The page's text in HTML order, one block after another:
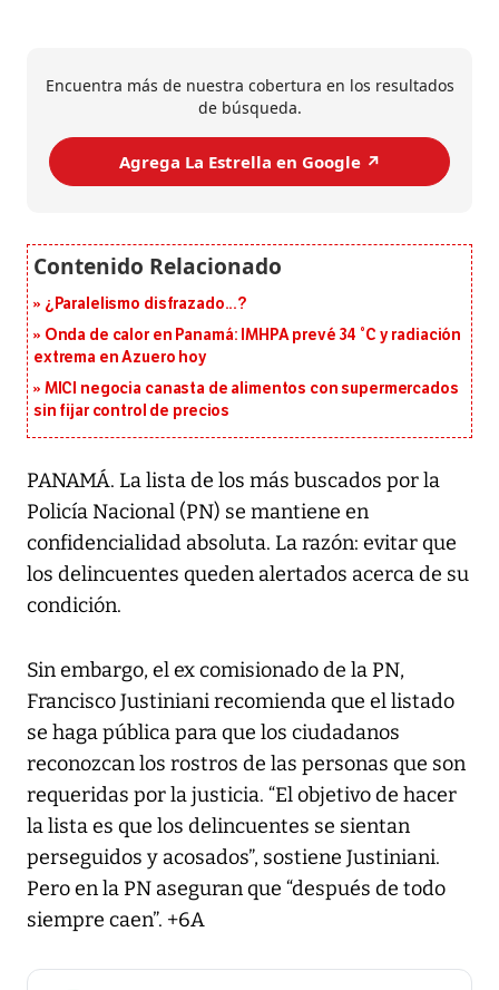
Encuentra más de nuestra cobertura en los resultados
de búsqueda.
Agrega La Estrella en Google ↗️
¿Paralelismo disfrazado...?
Onda de calor en Panamá: IMHPA prevé 34 °C y radiación
extrema en Azuero hoy
MICI negocia canasta de alimentos con supermercados
sin fijar control de precios
PANAMÁ. La lista de los más buscados por la
Policía Nacional (PN) se mantiene en
confidencialidad absoluta. La razón: evitar que
los delincuentes queden alertados acerca de su
condición.
Sin embargo, el ex comisionado de la PN,
Francisco Justiniani recomienda que el listado
se haga pública para que los ciudadanos
reconozcan los rostros de las personas que son
requeridas por la justicia. “El objetivo de hacer
la lista es que los delincuentes se sientan
perseguidos y acosados”, sostiene Justiniani.
Pero en la PN aseguran que “después de todo
siempre caen”. +6A